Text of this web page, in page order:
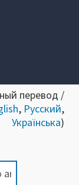
перевод /
, Русский,
Українська)